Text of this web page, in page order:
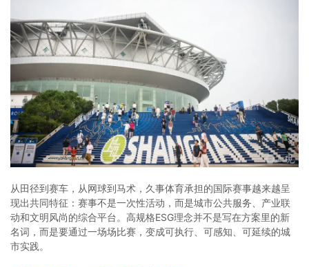
从田径到赛车，从网球到马术，久事体育承担的国际赛事越来越呈
现出共同特征：赛事不是一次性活动，而是城市公共服务、产业联
动和文明风尚的综合平台。高规格ESG理念并不是写在方案里的新
名词，而是要通过一场场比赛，变成可执行、可感知、可延续的城
市实践。